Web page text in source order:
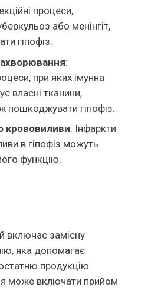
процеси,
або менінгіт,
гіпофіз.
:
при яких імунна
власні тканини,
пошкоджувати гіпофіз.
крововиливи: Інфаркти
в гіпофіз можуть
функцію.
включає замісну
яка допомагає
продукцію
може включати прийом